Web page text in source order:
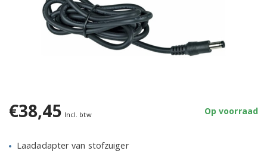
€38,45 Incl. btw Op voorraad
Laadadapter van stofzuiger